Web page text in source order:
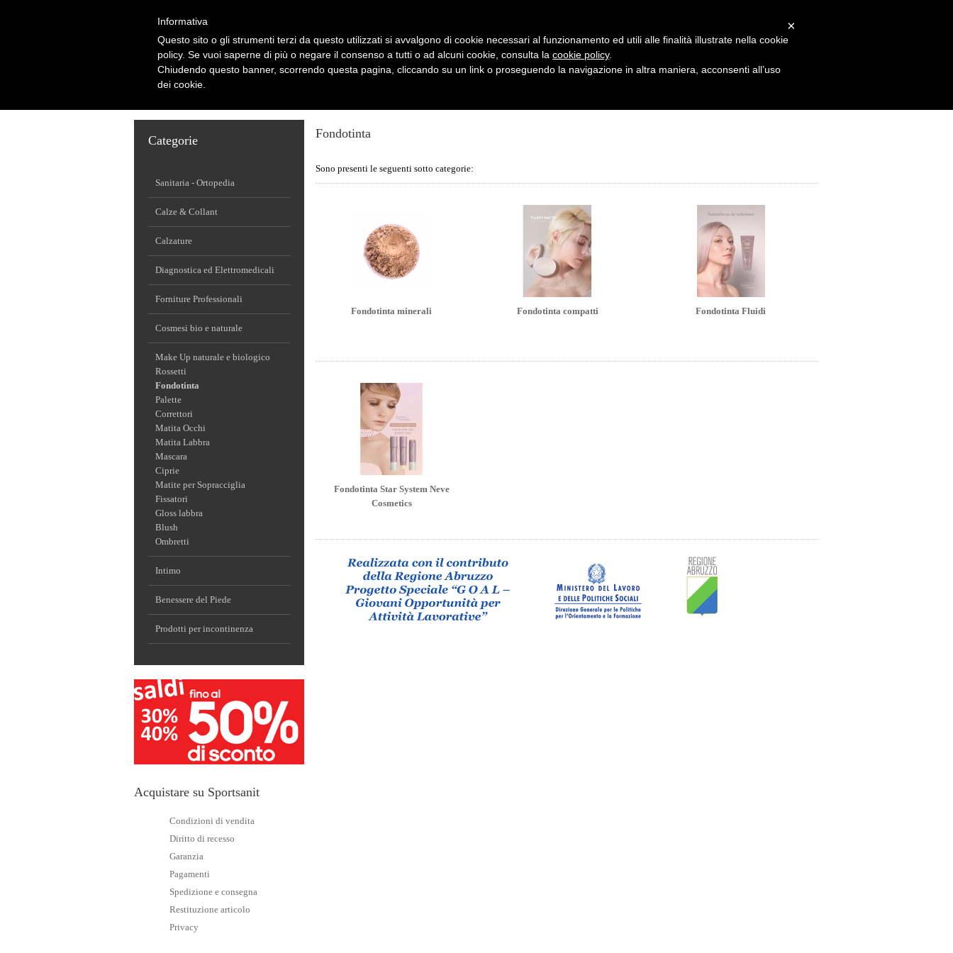
Il tuo account Carrello: (vuoto)
Categorie
Sanitaria - Ortopedia
Calze & Collant
Calzature
Diagnostica ed Elettromedicali
Forniture Professionali
Cosmesi bio e naturale
Make Up naturale e biologico
Rossetti
Fondotinta
Palette
Correttori
Matita Occhi
Matita Labbra
Mascara
Ciprie
Matite per Sopracciglia
Fissatori
Gloss labbra
Blush
Ombretti
Intimo
Benessere del Piede
Prodotti per incontinenza
Acquistare su Sportsanit
Condizioni di vendita
Diritto di recesso
Garanzia
Pagamenti
Spedizione e consegna
Restituzione articolo
Privacy
Fondotinta
Sono presenti le seguenti sotto categorie:
Fondotinta minerali Fondotinta compatti Fondotinta Fluidi
Fondotinta Star System Neve
Cosmetics
×
Informativa
Questo sito o gli strumenti terzi da questo utilizzati si avvalgono di cookie necessari al funzionamento ed utili alle finalità illustrate nella cookie
policy. Se vuoi saperne di più o negare il consenso a tutti o ad alcuni cookie, consulta la cookie policy.
Chiudendo questo banner, scorrendo questa pagina, cliccando su un link o proseguendo la navigazione in altra maniera, acconsenti all’uso
dei cookie.